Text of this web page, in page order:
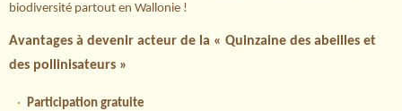
biodiversité partout en Wallonie !
Avantages à devenir acteur de la « Quinzaine des abeilles et
des pollinisateurs »
Participation gratuite